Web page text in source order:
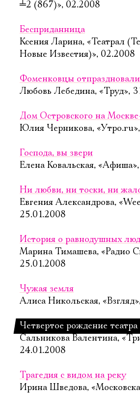
╧2 (867)», 02.2008
Бесприданница
Ксения Ларина, «Театрал
Новые Известия)», 02.2008
Фоменковцы отпраздновали
Любовь Лебедина, «Труд»,
Дом Островского на
Юлия Черникова,
Господа, вы звери
Елена Ковальская,
Ни любви, ни тоски, ни
Евгения Александрова,
25.01.2008
История о равнодушных
Марина Тимашева, «Радио
25.01.2008
Чужая земля
Алиса Никольская,
Четвертое рождение театра
Сальникова Валентина,
24.01.2008
Трагедия с видом на реку
Ирина Шведова,